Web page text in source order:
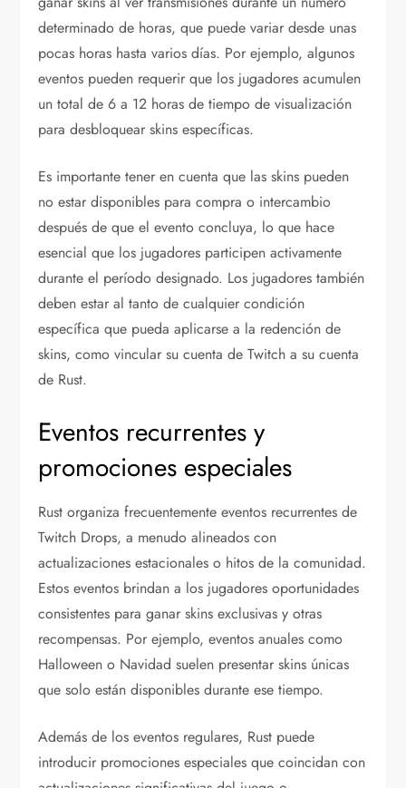
determinado de horas, que puede variar desde unas
pocas horas hasta varios días. Por ejemplo, algunos
eventos pueden requerir que los jugadores acumulen
un total de 6 a 12 horas de tiempo de visualización
para desbloquear skins específicas.
Es importante tener en cuenta que las skins pueden
no estar disponibles para compra o intercambio
después de que el evento concluya, lo que hace
esencial que los jugadores participen activamente
durante el período designado. Los jugadores también
deben estar al tanto de cualquier condición
específica que pueda aplicarse a la redención de
skins, como vincular su cuenta de Twitch a su cuenta
de Rust.
Eventos recurrentes y
promociones especiales
Rust organiza frecuentemente eventos recurrentes de
Twitch Drops, a menudo alineados con
actualizaciones estacionales o hitos de la comunidad.
Estos eventos brindan a los jugadores oportunidades
consistentes para ganar skins exclusivas y otras
recompensas. Por ejemplo, eventos anuales como
Halloween o Navidad suelen presentar skins únicas
que solo están disponibles durante ese tiempo.
Además de los eventos regulares, Rust puede
introducir promociones especiales que coincidan con